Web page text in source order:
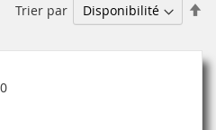
Trier par